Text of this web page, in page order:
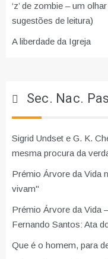
‘z’ de zombie – um
sugestões de leitura)
A liberdade da Igreja
Sec. Nac.
Sigrid Undset e G. K.
mesma procura da
Prémio Árvore da Vida
vivam"
Prémio Árvore da Vida
Fernando Santos: Ata
Que é o homem, para